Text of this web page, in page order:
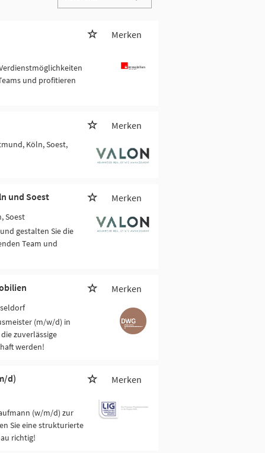
Merken
und profitieren
Merken
Köln, Soest,
und Soest Merken
Soest
gestalten Sie die
Team und
Merken
(m/w/d) in
zuverlässige
werden!
d) Merken
(w/m/d) zur
Sie eine strukturierte
richtig!